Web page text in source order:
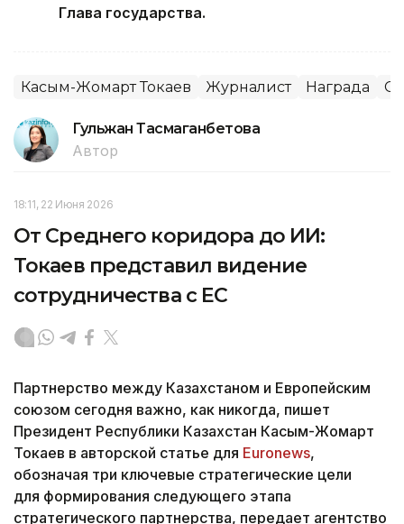
Глава государства.
Касым-Жомарт Токаев Журналист Награда
Гульжан Тасмаганбетова
Автор
18:11, 22 Июня 2026
От Среднего коридора до ИИ:
Токаев представил видение
сотрудничества с ЕС
Партнерство между Казахстаном и Европейским
союзом сегодня важно, как никогда, пишет
Президент Республики Казахстан Касым-Жомарт
Токаев в авторской статье для Euronews,
обозначая три ключевые стратегические цели
для формирования следующего этапа
стратегического партнерства, передает агентство